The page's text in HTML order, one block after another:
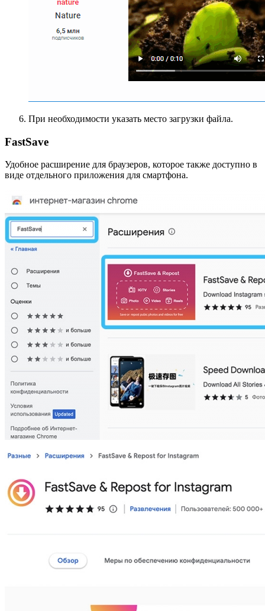
При необходимости указать место загрузки файла.
FastSave
Удобное расширение для браузеров, которое также доступно в
виде отдельного приложения для смартфона.